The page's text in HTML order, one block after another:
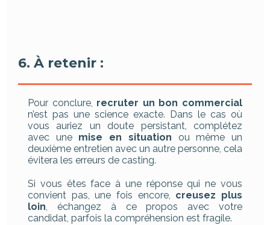
6. À retenir :
Pour conclure, recruter un bon commercial
n’est pas une science exacte. Dans le cas où
vous auriez un doute persistant, complétez
avec une mise en situation ou même un
deuxième entretien avec un autre personne, cela
évitera les erreurs de casting.
Si vous êtes face à une réponse qui ne vous
convient pas, une fois encore, creusez plus
loin, échangez à ce propos avec votre
candidat, parfois la compréhension est fragile.